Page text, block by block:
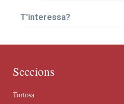
T’interessa?
Seccions
Tortosa